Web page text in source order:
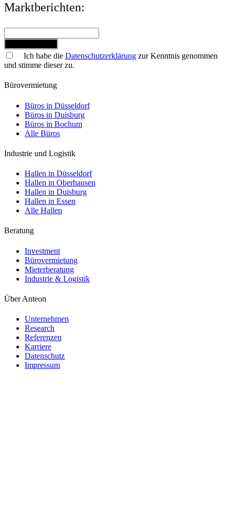
Marktberichten:
Ich habe die Datenschutzerklärung zur Kenntnis genommen
und stimme dieser zu.
Bürovermietung
Büros in Düsseldorf
Büros in Duisburg
Büros in Bochum
Alle Büros
Industrie und Logistik
Hallen in Düsseldorf
Hallen in Oberhausen
Hallen in Duisburg
Hallen in Essen
Alle Hallen
Beratung
Investment
Bürovermietung
Mieterberatung
Industrie & Logistik
Über Anteon
Unternehmen
Research
Referenzen
Karriere
Datenschutz
Impressum